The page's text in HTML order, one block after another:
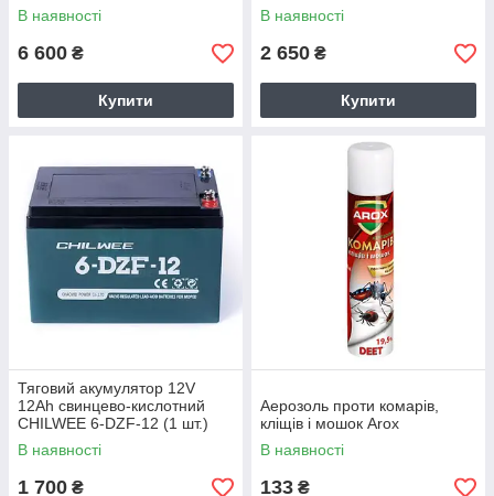
В наявності
6 600 ₴
Купити
В наявності
2 650 ₴
Купити
Тяговий акумулятор 12V
12Ah свинцево-кислотний
CHILWEE 6-DZF-12 (1 шт.)
В наявності
1 700 ₴
Аерозоль проти комарів,
кліщів і мошок Arox
В наявності
133 ₴